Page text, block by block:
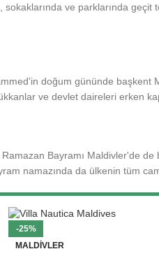
ve parklarında
doğum gününde
ve devlet daireleri erken
Ramazan Bayramı Maldivler'de
namazında da ülkenin tüm
-25%
MALDIVLER